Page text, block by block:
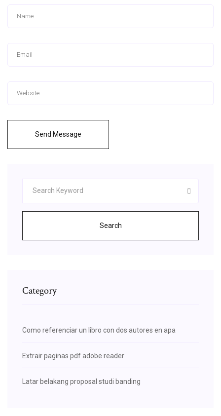
Send Message
Search
Category
Como referenciar un libro con dos autores en apa
Extrair paginas pdf adobe reader
Latar belakang proposal studi banding